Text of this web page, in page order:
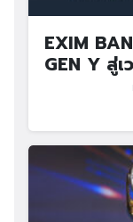
EXIM
GEN Y สู่เ